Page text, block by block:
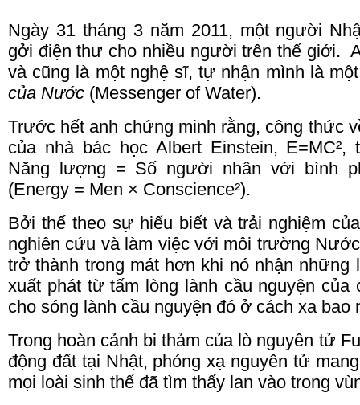
Ngày 31 tháng 3 năm 2011, một người
gởi điệnthư cho nhiều người trên thế giới.
và cũng là một nghệ sĩ, tự nhận mình là
của Nước (Messenger of Water).
Trước hết anh chứng minh rằng, công thức
của nhà bác học Albert Einstein,
Năng lượng = Số người nhân với bình
(Energy = Men × Conscience²).
Bởi thế theo sự hiểu biết và trải nghiệm
nghiên cứu và làm việc với môi trường
trở thành trong mát hơn khi nó nhận những
xuất phát từ tấm lòng lành cầu nguyện của
cho sóng lành cầu nguyện đó ở cách xa bao
Trong hoàn cảnh bi thảm của lò nguyên tử
động đất tại Nhật, phóng xạ nguyên tử
mọi loài sinh thể đã tìm thấy lan vào trong